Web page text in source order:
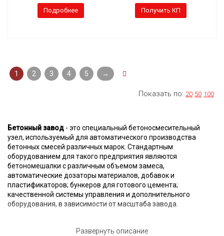
Подробнее Получить КП
1 2 3 4 5 →
Показать по: 20 50 100
Бетонный завод - это специальный бетоносмесительный
узел, используемый для автоматического производства
бетонных смесей различных марок. Стандартным
оборудованием для такого предприятия являются
бетономешалки с различным объемом замеса,
автоматические дозаторы материалов, добавок и
пластификаторов; бункеров для готового цемента;
качественной системы управления и дополнительного
оборудования, в зависимости от масштаба завода.
Бетонные заводы из Китая
Развернуть описание